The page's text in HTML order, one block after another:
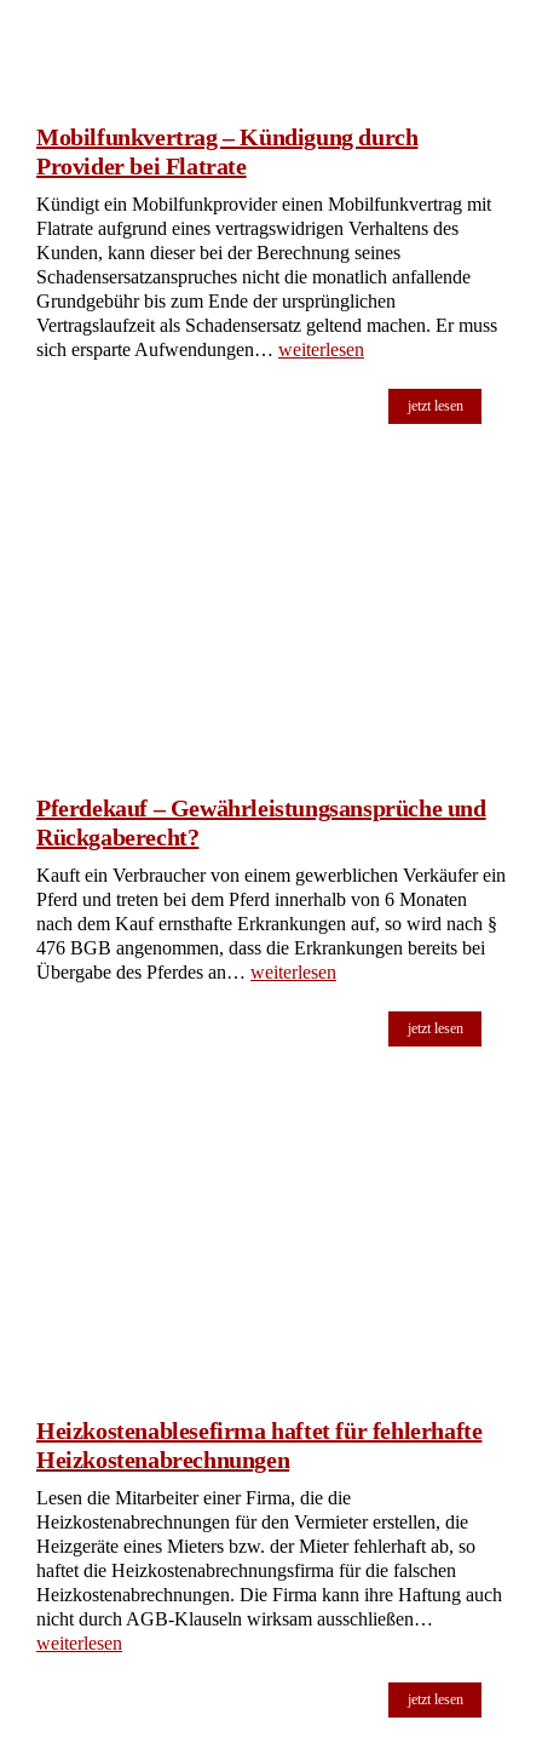
Mobilfunkvertrag – Kündigung durch
Provider bei Flatrate
Kündigt ein Mobilfunkprovider einen Mobilfunkvertrag mit
Flatrate aufgrund eines vertragswidrigen Verhaltens des
Kunden, kann dieser bei der Berechnung seines
Schadensersatzanspruches nicht die monatlich anfallende
Grundgebühr bis zum Ende der ursprünglichen
Vertragslaufzeit als Schadensersatz geltend machen. Er muss
sich ersparte Aufwendungen… weiterlesen
jetzt lesen
Pferdekauf – Gewährleistungsansprüche und
Rückgaberecht?
Kauft ein Verbraucher von einem gewerblichen Verkäufer ein
Pferd und treten bei dem Pferd innerhalb von 6 Monaten
nach dem Kauf ernsthafte Erkrankungen auf, so wird nach §
476 BGB angenommen, dass die Erkrankungen bereits bei
Übergabe des Pferdes an… weiterlesen
jetzt lesen
Heizkostenablesefirma haftet für fehlerhafte
Heizkostenabrechnungen
Lesen die Mitarbeiter einer Firma, die die
Heizkostenabrechnungen für den Vermieter erstellen, die
Heizgeräte eines Mieters bzw. der Mieter fehlerhaft ab, so
haftet die Heizkostenabrechnungsfirma für die falschen
Heizkostenabrechnungen. Die Firma kann ihre Haftung auch
nicht durch AGB-Klauseln wirksam ausschließen…
weiterlesen
jetzt lesen